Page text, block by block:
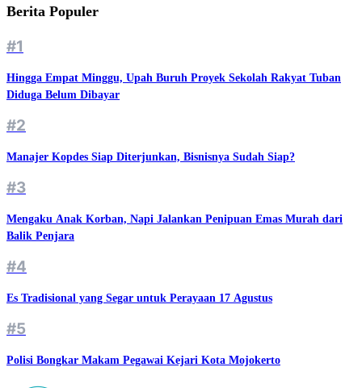
Berita Populer
#1
Hingga Empat Minggu, Upah Buruh Proyek Sekolah Rakyat Tuban
Diduga Belum Dibayar
#2
Manajer Kopdes Siap Diterjunkan, Bisnisnya Sudah Siap?
#3
Mengaku Anak Korban, Napi Jalankan Penipuan Emas Murah dari
Balik Penjara
#4
Es Tradisional yang Segar untuk Perayaan 17 Agustus
#5
Polisi Bongkar Makam Pegawai Kejari Kota Mojokerto